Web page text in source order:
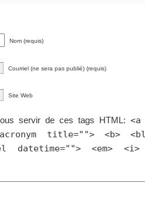
Nom (requis)
Courriel (ne sera pas publié) (requis)
Site Web
servir de ces tags HTML:
title=""> <b>
datetime=""> <em>